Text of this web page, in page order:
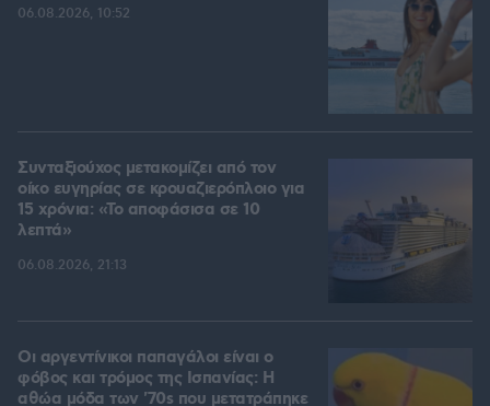
06.08.2026, 10:52
Συνταξιούχος μετακομίζει από τον
οίκο ευγηρίας σε κρουαζιερόπλοιο για
15 χρόνια: «Το αποφάσισα σε 10
λεπτά»
06.08.2026, 21:13
Οι αργεντίνικοι παπαγάλοι είναι ο
φόβος και τρόμος της Ισπανίας: Η
αθώα μόδα των '70s που μετατράπηκε